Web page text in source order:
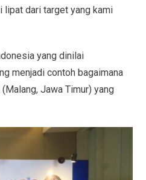
lipat dari target yang kami
yang dinilai
menjadi contoh bagaimana
Jawa Timur) yang